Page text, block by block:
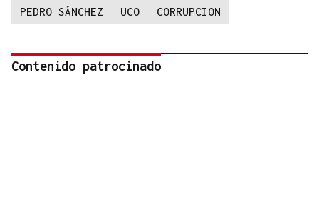
PEDRO SÁNCHEZ
UCO CORRUPCION
Contenido patrocinado